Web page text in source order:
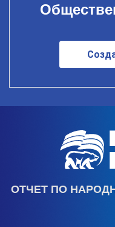
ОТЧЕТ ПО